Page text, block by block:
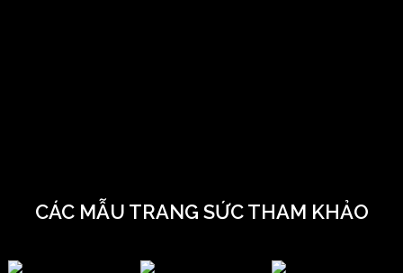
CÁC MẪU TRANG SỨC THAM KHẢO